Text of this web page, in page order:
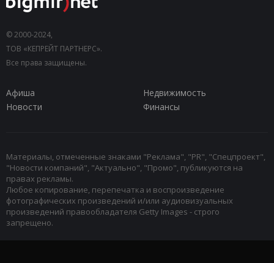
© 2000-2024,
ТОВ «КЕПРЕЙТ ПАРТНЕРС».
Все права защищены.
Афиша
Недвижимость
Новости
Финансы
Материалы, отмеченные знаками "Реклама", "PR", "Спецпроект",
"Новости компаний", "Актуально", "Промо", публикуются на
правах рекламы.
Любое копирование, перепечатка и воспроизведение
фотографических произведений и/или аудиовизуальных
произведений правообладателя Getty Images - строго
запрещено.